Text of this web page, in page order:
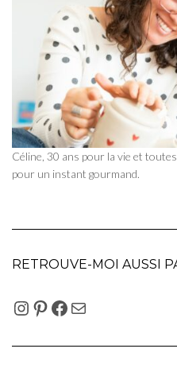
Céline, 30 ans pour la vie et
pour un instant gourmand.
RETROUVE-MOI AUSSI
INSTAGRAM
PINTEREST
FACEBOOK
E-MAIL